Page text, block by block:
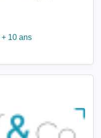
+ 10 ans